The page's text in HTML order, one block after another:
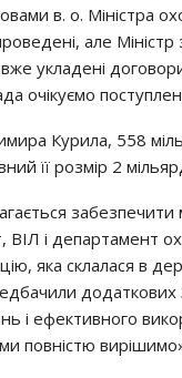
в. о. Міністра
але
укладені
очікуємо
Курила, 558
її розмір 2
ВІЛ і департамент
яка склалася в
додаткових
і ефективного
повністю